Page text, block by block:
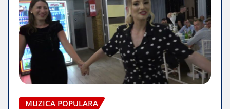
MUZICA POPULARA